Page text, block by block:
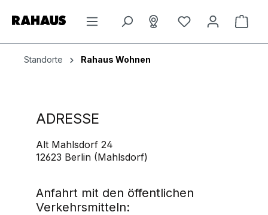
Du hast 0
Standorte Rahaus Wohnen
ADRESSE
Alt Mahlsdorf 24
12623 Berlin (Mahlsdorf)
Anfahrt mit den öffentlichen
Verkehrsmitteln: